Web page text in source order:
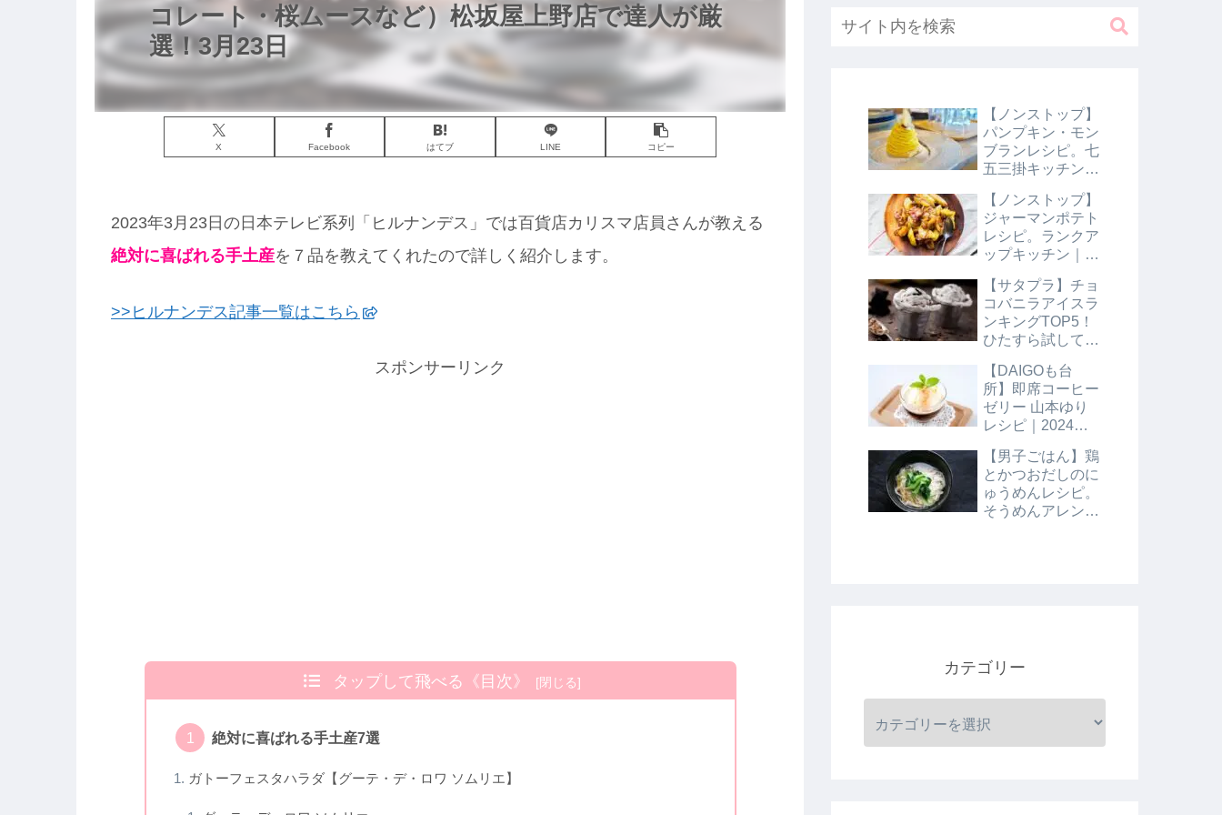
コレート・桜ムースなど）松坂屋上野店で達人が厳
選！3月23日
X Facebook はてブ LINE コピー
2023年3月23日の日本テレビ系列「ヒルナンデス」では百貨店カリスマ店員さんが教える
絶対に喜ばれる手土産を７品を教えてくれたので詳しく紹介します。
>>ヒルナンデス記事一覧はこちら
スポンサーリンク
タップして飛べる《目次》
絶対に喜ばれる手土産7選
ガトーフェスタハラダ【グーテ・デ・ロワ ソムリエ】
【ノンストップ】
パンプキン・モン
ブランレシピ。七
五三掛キッチン｜
【ノンストップ】
ジャーマンポテト
レシピ。ランクア
ップキッチン｜10
【サタプラ】チョ
コバニラアイスラ
ンキングTOP5！
ひたすら試してラ
日【サタデープラ
ス】
【DAIGOも台
所】即席コーヒー
ゼリー 山本ゆり
レシピ｜2024年8
【男子ごはん】鶏
とかつおだしのに
ゅうめんレシピ。
そうめんアレンジ
カテゴリー